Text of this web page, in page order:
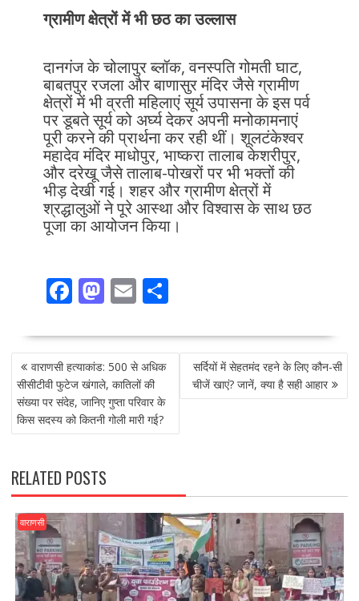
ग्रामीण क्षेत्रों में भी छठ का उल्लास
दानगंज के चोलापुर ब्लॉक, वनस्पति गोमती घाट,
बाबतपुर रजला और बाणासुर मंदिर जैसे ग्रामीण
क्षेत्रों में भी व्रती महिलाएं सूर्य उपासना के इस पर्व
पर डूबते सूर्य को अर्घ्य देकर अपनी मनोकामनाएं
पूरी करने की प्रार्थना कर रही थीं। शूलटंकेश्वर
महादेव मंदिर माधोपुर, भाष्करा तालाब केशरीपुर,
और दरेखू जैसे तालाब-पोखरों पर भी भक्तों की
भीड़ देखी गई। शहर और ग्रामीण क्षेत्रों में
श्रद्धालुओं ने पूरे आस्था और विश्वास के साथ छठ
पूजा का आयोजन किया।
F
e
b
o
o
k
M
to
d
o
n
E
ai
l
S
ar
POST
NAVIGATION
वाराणसी हत्याकांड: 500 से अधिक
सीसीटीवी फुटेज खंगाले, कातिलों की
संख्या पर संदेह, जानिए गुप्ता परिवार के
किस सदस्य को कितनी गोली मारी गई?
सर्दियों में सेहतमंद रहने के लिए कौन-सी
चीजें खाएं? जानें, क्या है सही आहार
RELATED POSTS
वाराणसी